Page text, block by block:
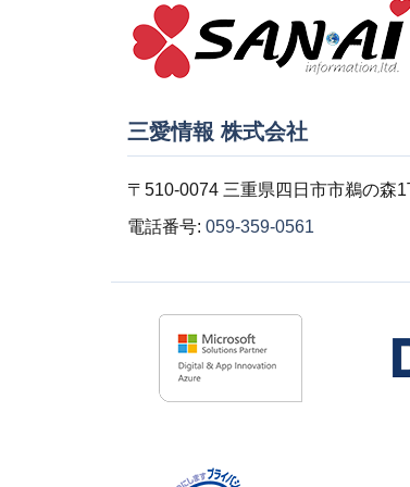
三愛情報 株式会社
〒510-0074 三重県四日市市鵜の森
電話番号: 059-359-0561